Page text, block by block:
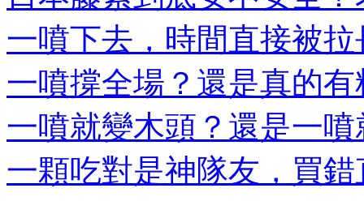
一噴下去，時間直接被
一噴撐全場？還是真的
一噴就變木頭？還是一
一顆吃對是神隊友，買